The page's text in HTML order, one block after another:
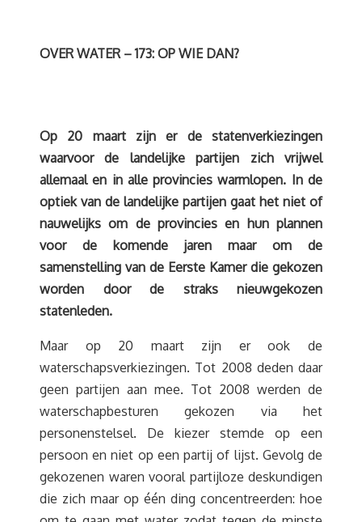
OVER WATER – 173: OP WIE DAN?
Op 20 maart zijn er de statenverkiezingen
waarvoor de landelijke partijen zich vrijwel
allemaal en in alle provincies warmlopen. In de
optiek van de landelijke partijen gaat het niet of
nauwelijks om de provincies en hun plannen
voor de komende jaren maar om de
samenstelling van de Eerste Kamer die gekozen
worden door de straks nieuwgekozen
statenleden.
Maar op 20 maart zijn er ook de
waterschapsverkiezingen. Tot 2008 deden daar
geen partijen aan mee. Tot 2008 werden de
waterschapbesturen gekozen via het
personenstelsel. De kiezer stemde op een
persoon en niet op een partij of lijst. Gevolg de
gekozenen waren vooral partijloze deskundigen
die zich maar op één ding concentreerden: hoe